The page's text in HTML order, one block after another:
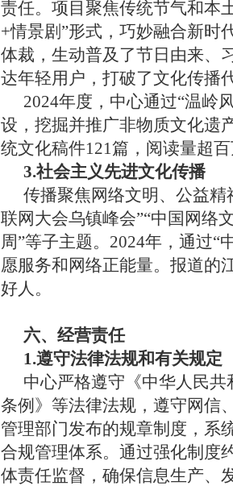
责任。项目聚焦传统节气和本
+情景剧”形式，巧妙融合新时
体裁，生动普及了节日由来、
达年轻用户，打破了文化传播
2024年度，中心通过“温岭
设，挖掘并推广非物质文化遗
统文化稿件121篇，阅读量超
3.社会主义先进文化传播
传播聚焦网络文明、公益
联网大会乌镇峰会”“中国网络
周”等子主题。2024年，通过“
愿服务和网络正能量。报道的
好人。
六、经营责任
1.遵守法律法规和有关规定
中心严格遵守《中华人民
条例》等法律法规，遵守网信
管理部门发布的规章制度，系
合规管理体系。通过强化制度
体责任监督，确保信息生产、